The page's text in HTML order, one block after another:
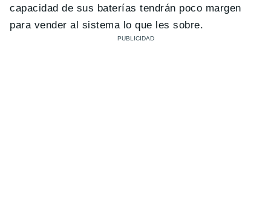
capacidad de sus baterías tendrán poco margen
para vender al sistema lo que les sobre.